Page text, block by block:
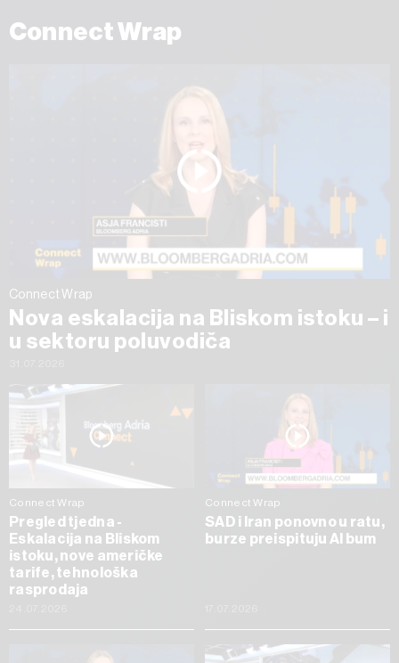
Connect Wrap
Connect Wrap
Nova eskalacija na Bliskom istoku – i
u sektoru poluvodiča
Connect Wrap
Pregled tjedna -
Eskalacija na Bliskom
istoku, nove američke
tarife, tehnološka
rasprodaja
Connect Wrap
SAD i Iran ponovno u ratu,
burze preispituju AI bum